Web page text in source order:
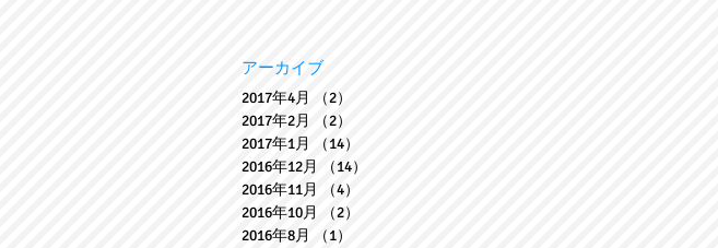
アーカイブ
2017年4月 （2）
2017年2月
（2）
2017年1月
（14）
2016年12月
（14）
2016年11月
（4）
2016年10月
（2）
2016年8月
（1）